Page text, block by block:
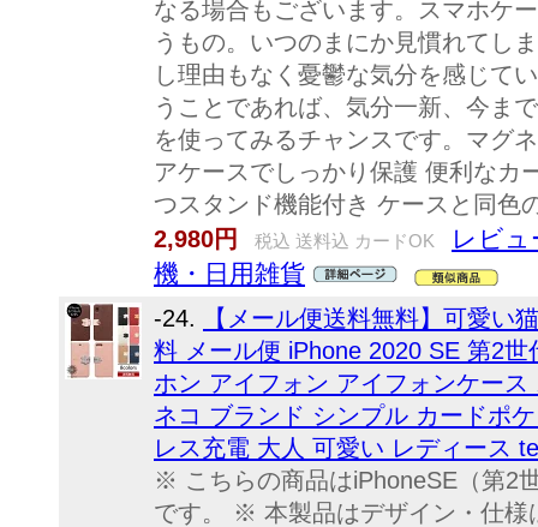
なる場合もございます。スマホケ
うもの。いつのまにか見慣れてし
し理由もなく憂鬱な気分を感じて
うことであれば、気分一新、今ま
を使ってみるチャンスです。マグ
アケースでしっかり保護 便利なカ
つスタンド機能付き ケースと同色
2,980円
税込 送料込 カードOK
レビュ
機・日用雑貨
-24.
【メール便送料無料】可愛い
料 メール便 iPhone 2020 SE 第2
ホン アイフォン アイフォンケー
ネコ ブランド シンプル カードポ
レス充電 大人 可愛い レディース
※ こちらの商品はiPhoneSE（第2
です。 ※ 本製品はデザイン・仕様